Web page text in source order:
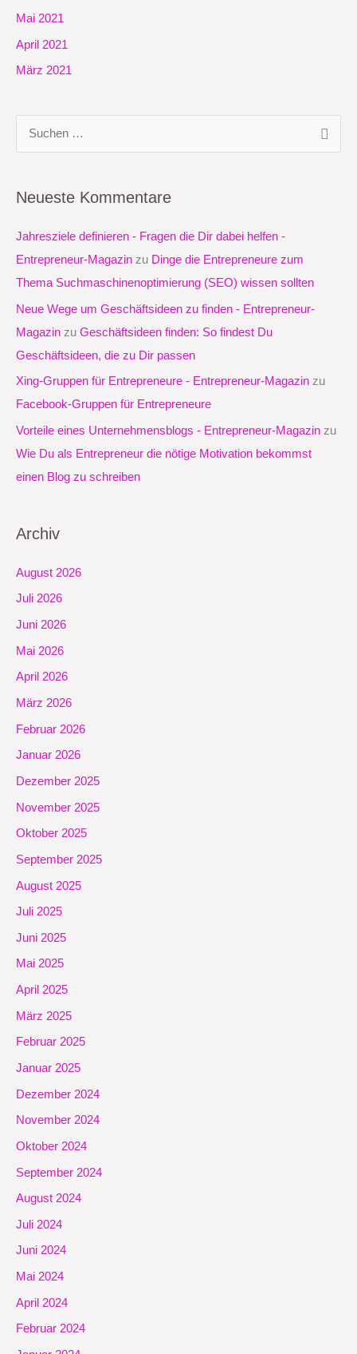
Mai 2021
April 2021
März 2021
h
e
n
n
Neueste Kommentare
Jahresziele definieren - Fragen die Dir dabei helfen -
Entrepreneur-Magazin zu Dinge die Entrepreneure zum
Thema Suchmaschinenoptimierung (SEO) wissen sollten
Neue Wege um Geschäftsideen zu finden - Entrepreneur-
Magazin zu Geschäftsideen finden: So findest Du
Geschäftsideen, die zu Dir passen
Xing-Gruppen für Entrepreneure - Entrepreneur-Magazin zu
Facebook-Gruppen für Entrepreneure
Vorteile eines Unternehmensblogs - Entrepreneur-Magazin zu
Wie Du als Entrepreneur die nötige Motivation bekommst
einen Blog zu schreiben
Archiv
August 2026
Juli 2026
Juni 2026
Mai 2026
April 2026
März 2026
Februar 2026
Januar 2026
Dezember 2025
November 2025
Oktober 2025
September 2025
August 2025
Juli 2025
Juni 2025
Mai 2025
April 2025
März 2025
Februar 2025
Januar 2025
Dezember 2024
November 2024
Oktober 2024
September 2024
August 2024
Juli 2024
Juni 2024
Mai 2024
April 2024
Februar 2024